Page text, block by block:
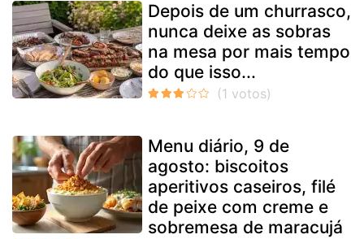
Depois de um churrasco,
nunca deixe as sobras
na mesa por mais tempo
do que isso...
Menu diário, 9 de
agosto: biscoitos
aperitivos caseiros, filé
de peixe com creme e
sobremesa de maracujá